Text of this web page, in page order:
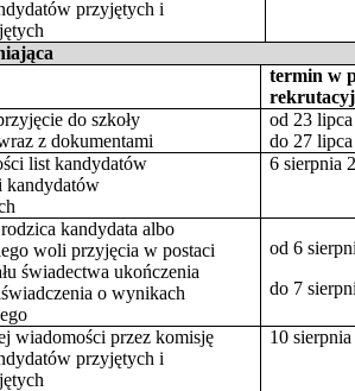
przyjętych i
termin w
do szkoły
z dokumentami
od 23
do 27
list kandydatów
kandydatów
6 sierpnia
kandydata albo
woli przyjęcia w postaci
świadectwa ukończenia
o wynikach
od 6
do 7
wiadomości przez komisję
przyjętych i
10